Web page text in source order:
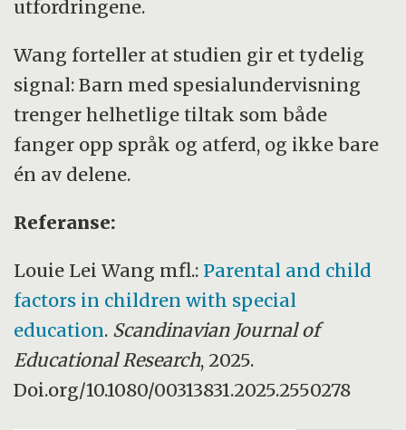
utfordringene.
Wang forteller at studien gir et tydelig
signal: Barn med spesialundervisning
trenger helhetlige tiltak som både
fanger opp språk og atferd, og ikke bare
én av delene.
Referanse:
Louie Lei Wang mfl.: Parental and child
factors in children with special
education. Scandinavian Journal of
Educational Research, 2025.
Doi.org/10.1080/00313831.2025.2550278